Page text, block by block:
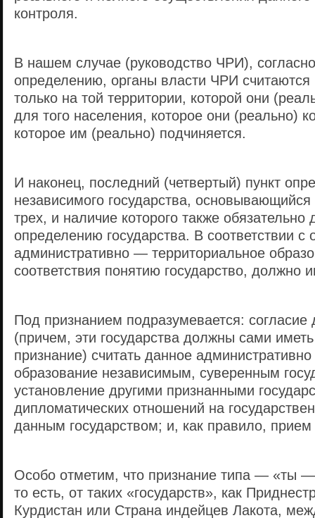
контроля.
В нашем случае (руководство ЧРИ),
определению, органы власти ЧРИ считаются
только на той территории, которой они
для того населения, которое они (реально)
которое им (реально) подчиняется.
И наконец, последний (четвертый) пункт
независимого государства,
трех, и наличие которого также обязательно
определению государства. В соответствии с
административно — территориальное
соответствия понятию государство, должно
Под признанием подразумевается: согласие
(причем, эти государства должны сами
признание) считать данное
образование независимым, суверенным
установление другими признанными
дипломатических отношений на
данным государством; и, как правило,
Особо отметим, что признание типа —
то есть, от таких «государств», как
Курдистан или Страна индейцев Лакота,